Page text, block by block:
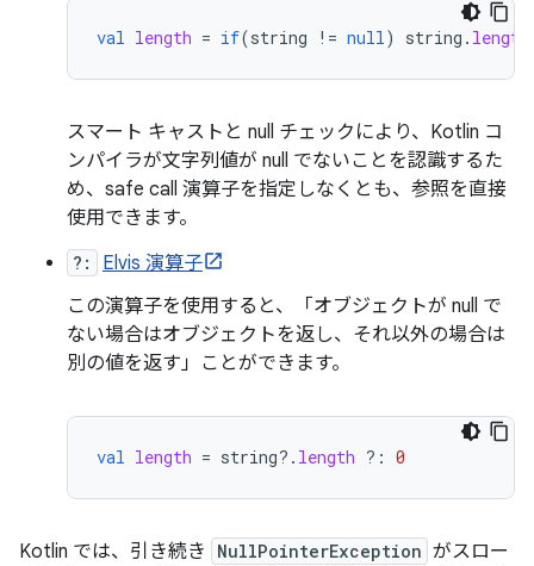
val length = if(string != null) string . length
スマート キャストと null チェックにより、Kotlin コ
ンパイラが文字列値が null でないことを認識するた
め、safe call 演算子を指定しなくとも、参照を直接
使用できます。
?:
Elvis 演算子
この演算子を使用すると、「オブジェクトが null で
ない場合はオブジェクトを返し、それ以外の場合は
別の値を返す」ことができます。
val length = string?. length ?: 0
Kotlin では、引き続き NullPointerException がスロー